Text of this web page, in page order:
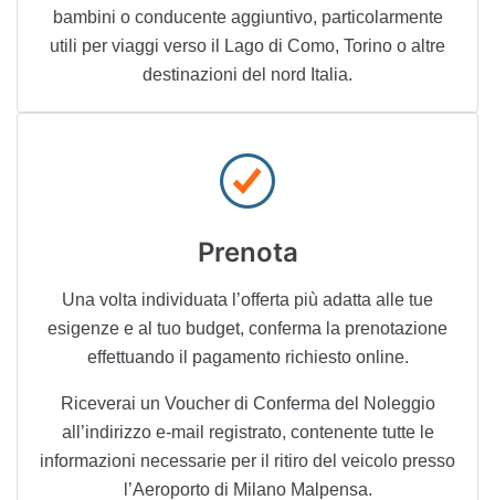
bambini o conducente aggiuntivo, particolarmente
utili per viaggi verso il Lago di Como, Torino o altre
destinazioni del nord Italia.
Prenota
Una volta individuata l’offerta più adatta alle tue
esigenze e al tuo budget, conferma la prenotazione
effettuando il pagamento richiesto online.
Riceverai un Voucher di Conferma del Noleggio
all’indirizzo e-mail registrato, contenente tutte le
informazioni necessarie per il ritiro del veicolo presso
l’Aeroporto di Milano Malpensa.